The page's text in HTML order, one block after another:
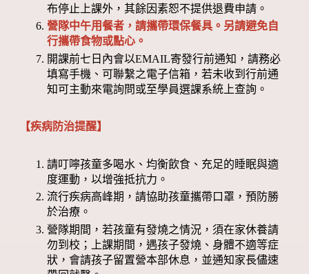
布停止上課外，其餘因素恕不提供退費申請。
營隊中午用餐者，請攜帶環保餐具。另請避免自
行攜帶食物或點心。
開課前七日內會以EMAIL寄發行前通知，請務必
填寫手機、可聯繫之電子信箱，若未收到行前通
知可主動來電詢問或至學員選課系統上查詢。
【疾病防治提醒】
請叮嚀孩童多喝水、均衡飲食、充足的睡眠與適
度運動，以增強抵抗力。
流行疾病高峰期，請協助孩童攜帶口罩，預防勝
於治療。
營隊期間，若孩童有發燒之情況，須在家休養請
勿到校；上課期間，遇孩子發燒、身體不適等症
狀，會請孩子留置營本部休息，並通知家長儘速